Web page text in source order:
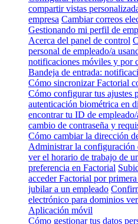
compartir vistas
empresa Cambiar correos
Gestionando mi perfil de
Acerca del panel de control
personal de empleado/a
notificaciones móviles y por
Bandeja de entrada:
Cómo sincronizar Factorial
Cómo configurar tus ajustes
autenticación biométrica en
encontrar tu ID de
cambio de contraseña y
Cómo cambiar la dirección
Administrar la configuración
ver el horario de trabajo de
preferencia en Factorial
acceder Factorial por
jubilar a un empleado
electrónico para dominios
Aplicación móvil
Cómo gestionar tus datos